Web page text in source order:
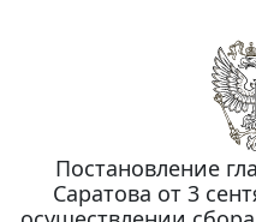
Постановление
Саратова от 3